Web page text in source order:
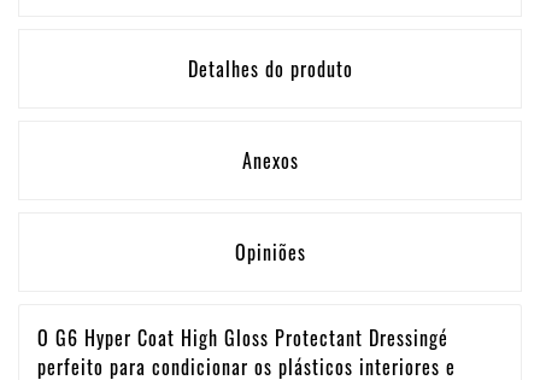
Detalhes do produto
Anexos
Opiniões
O G6 Hyper Coat High Gloss Protectant Dressingé
perfeito para condicionar os plásticos interiores e